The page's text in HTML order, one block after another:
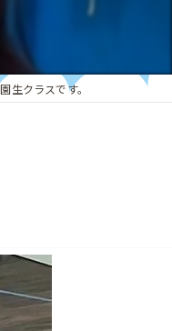
生クラスです。